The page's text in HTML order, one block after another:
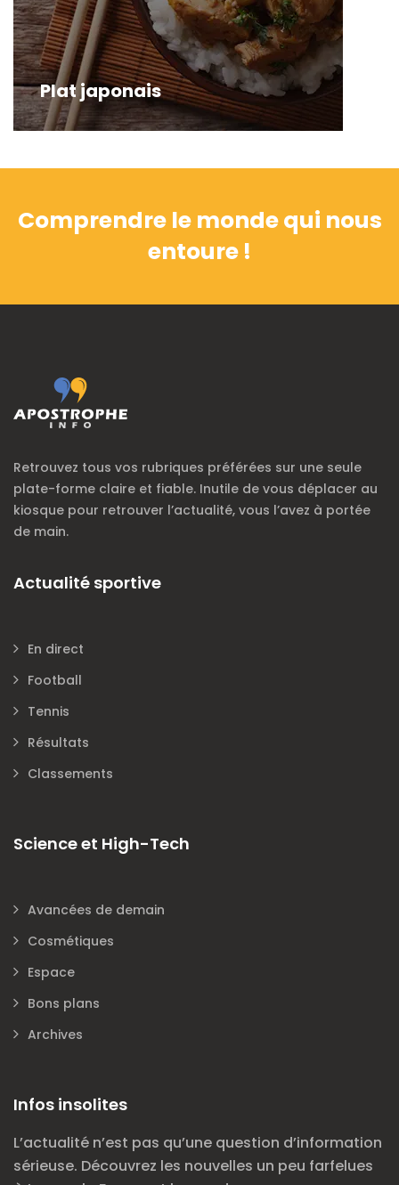
Plat japonais
Comprendre le monde qui nous
entoure !
Retrouvez tous vos rubriques préférées sur une seule
plate-forme claire et fiable. Inutile de vous déplacer au
kiosque pour retrouver l’actualité, vous l’avez à portée
de main.
Actualité sportive
En direct
Football
Tennis
Résultats
Classements
Science et High-Tech
Avancées de demain
Cosmétiques
Espace
Bons plans
Archives
Infos insolites
L’actualité n’est pas qu’une question d’information
sérieuse. Découvrez les nouvelles un peu farfelues